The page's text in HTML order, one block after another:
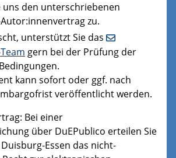
uns den unterschriebenen
zu.
unterstützt Sie das
gern bei der Prüfung der
kann sofort oder ggf. nach
veröffentlicht werden.
Bei einer
über DuEPublico erteilen Sie
Essen das nicht-